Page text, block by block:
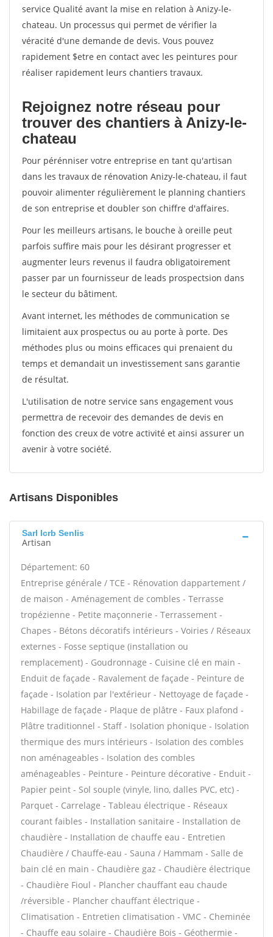
service Qualité avant la mise en relation à Anizy-le-
chateau. Un processus qui permet de vérifier la
véracité d'une demande de devis. Vous pouvez
rapidement $etre en contact avec les peintures pour
réaliser rapidement leurs chantiers travaux.
Rejoignez notre réseau pour
trouver des chantiers à Anizy-le-
chateau
Pour pérénniser votre entreprise en tant qu'artisan
dans les travaux de rénovation Anizy-le-chateau, il faut
pouvoir alimenter régulièrement le planning chantiers
de son entreprise et doubler son chiffre d'affaires.
Pour les meilleurs artisans, le bouche à oreille peut
parfois suffire mais pour les désirant progresser et
augmenter leurs revenus il faudra obligatoirement
passer par un fournisseur de leads prospectsion dans
le secteur du bâtiment.
Avant internet, les méthodes de communication se
limitaient aux prospectus ou au porte à porte. Des
méthodes plus ou moins efficaces qui prenaient du
temps et demandait un investissement sans garantie
de résultat.
L'utilisation de notre service sans engagement vous
permettra de recevoir des demandes de devis en
fonction des creux de votre activité et ainsi assurer un
avenir à votre société.
Artisans Disponibles
Sarl lcrb Senlis
Artisan
Département: 60
Entreprise générale / TCE - Rénovation dappartement /
de maison - Aménagement de combles - Terrasse
tropézienne - Petite maçonnerie - Terrassement -
Chapes - Bétons décoratifs intérieurs - Voiries / Réseaux
externes - Fosse septique (installation ou
remplacement) - Goudronnage - Cuisine clé en main -
Enduit de façade - Ravalement de façade - Peinture de
façade - Isolation par l'extérieur - Nettoyage de façade -
Habillage de façade - Plaque de plâtre - Faux plafond -
Plâtre traditionnel - Staff - Isolation phonique - Isolation
thermique des murs intérieurs - Isolation des combles
non aménageables - Isolation des combles
aménageables - Peinture - Peinture décorative - Enduit -
Papier peint - Sol souple (vinyle, lino, dalles PVC, etc) -
Parquet - Carrelage - Tableau électrique - Réseaux
courant faibles - Installation sanitaire - Installation de
chaudière - Installation de chauffe eau - Entretien
Chaudière / Chauffe-eau - Sauna / Hammam - Salle de
bain clé en main - Chaudière gaz - Chaudière électrique
- Chaudière Fioul - Plancher chauffant eau chaude
/réversible - Plancher chauffant électrique -
Climatisation - Entretien climatisation - VMC - Cheminée
- Chauffe eau solaire - Chaudière Bois - Géothermie -